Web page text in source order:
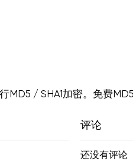
MD5 / SHA1加密。免费
评论
还没有评论